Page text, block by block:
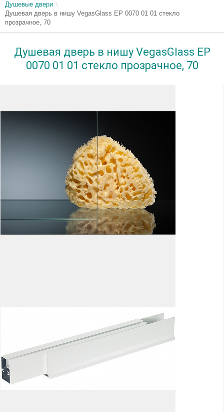
Душевые двери
Душевая дверь в нишу VegasGlass EP 0070 01 01 стекло
прозрачное, 70
Душевая дверь в нишу VegasGlass EP
0070 01 01 стекло прозрачное, 70